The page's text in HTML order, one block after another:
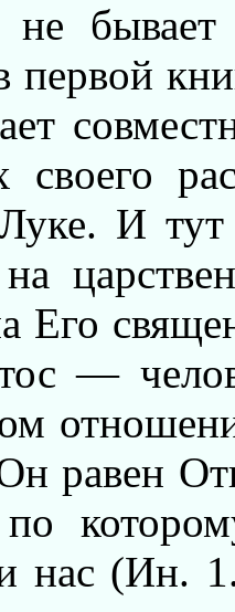
не
первой
своего
И тут
Его
—
равен
нас (Ин.